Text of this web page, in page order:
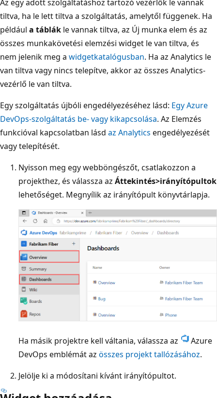
Az egy adott szolgáltatáshoz tartozó vezérlők le vannak
tiltva, ha le lett tiltva a szolgáltatás, amelytől függenek. Ha
például a táblák le vannak tiltva, az Új munka elem és az
összes munkakövetési elemzési widget le van tiltva, és
nem jelenik meg a widgetkatalógusban. Ha az Analytics le
van tiltva vagy nincs telepítve, akkor az összes Analytics-
vezérlő le van tiltva.
Egy szolgáltatás újbóli engedélyezéséhez lásd: Egy Azure
DevOps-szolgáltatás be- vagy kikapcsolása. Az Elemzés
funkcióval kapcsolatban lásd az Analytics engedélyezését
vagy telepítését.
Nyisson meg egy webböngészőt, csatlakozzon a
projekthez, és válassza az Áttekintés>irányítópultok
lehetőséget. Megnyílik az irányítópult könyvtárlapja.
Ha másik projektre kell váltania, válassza az
Azure
DevOps emblémát az összes projekt tallózásához.
Jelölje ki a módosítani kívánt irányítópultot.